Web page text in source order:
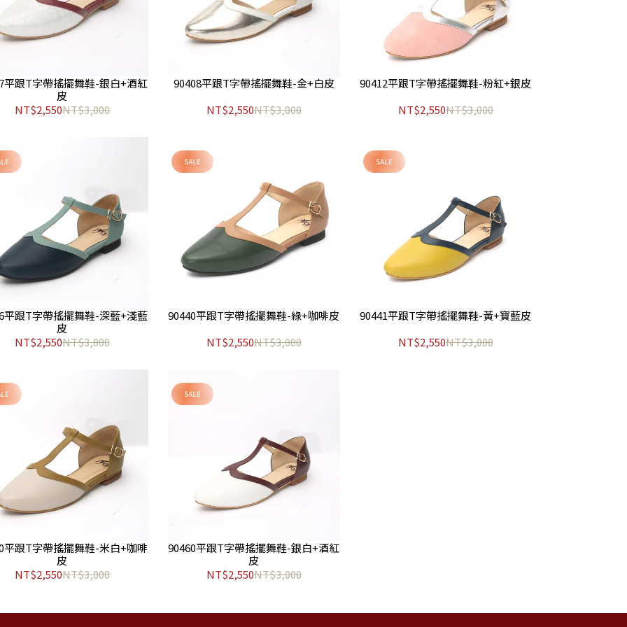
平跟T字帶搖擺舞鞋-銀白+酒紅
皮
NT$2,550NT$3,000
90408平跟T字帶搖擺舞鞋-金+白皮
NT$2,550NT$3,000
90412平跟T字帶搖擺舞鞋-粉紅+銀皮
NT$2,550NT$3,000
平跟T字帶搖擺舞鞋-深藍+淺藍
皮
NT$2,550NT$3,000
90440平跟T字帶搖擺舞鞋-綠+咖啡皮
NT$2,550NT$3,000
90441平跟T字帶搖擺舞鞋-黃+寶藍皮
NT$2,550NT$3,000
平跟T字帶搖擺舞鞋-米白+咖啡
皮
NT$2,550NT$3,000
90460平跟T字帶搖擺舞鞋-銀白+酒紅
皮
NT$2,550NT$3,000